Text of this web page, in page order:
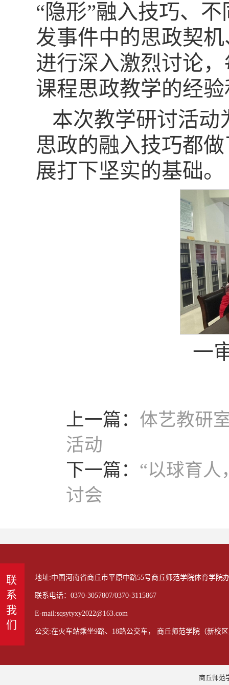
“隐形”融入技巧、
发事件中的思政契
进行深入激烈讨论
课程思政教学的经
本次教学研讨活动
思政的融入技巧都
展打下坚实的基础。
一
上一篇： 体艺教研
活动
下一篇： “以球育
讨会
联系我们 地址:中国河南省商丘市平原中路55号商丘师范学院体育学院
联系电话：0370-3057807/0370-3115867
E-mail:sqsytyxy2022@163.com
公交:在火车站乘坐9路、18路公交车， 商丘师范学院（新校
商丘师范